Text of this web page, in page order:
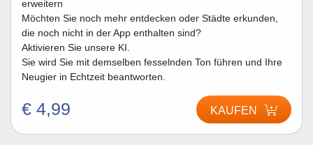
erweitern
Möchten Sie noch mehr entdecken oder Städte erkunden,
die noch nicht in der App enthalten sind?
Aktivieren Sie unsere KI.
Sie wird Sie mit demselben fesselnden Ton führen und Ihre
Neugier in Echtzeit beantworten.
€ 4,99 KAUFEN